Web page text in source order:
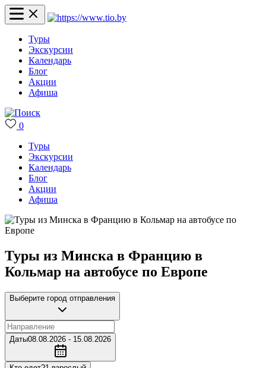
Туры
Экскурсии
Календарь
Блог
Акции
Афиша
0
Туры
Экскурсии
Календарь
Блог
Акции
Афиша
Туры из Минска в Францию в
Кольмар на автобусе по Европе
Выберите город отправления
Даты08.08.2026 - 15.08.2026